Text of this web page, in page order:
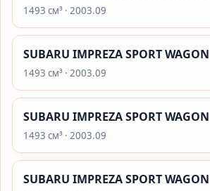
1493 см³ · 2003.09
SUBARU IMPREZA SPORT
1493 см³ · 2003.09
SUBARU IMPREZA SPORT
1493 см³ · 2003.09
SUBARU IMPREZA SPORT